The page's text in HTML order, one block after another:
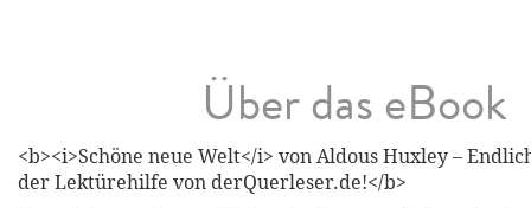
Über das eBook
<b><i>Schöne neue Welt</i> von Aldous Huxley –
der Lektürehilfe von derQuerleser.de!</b>